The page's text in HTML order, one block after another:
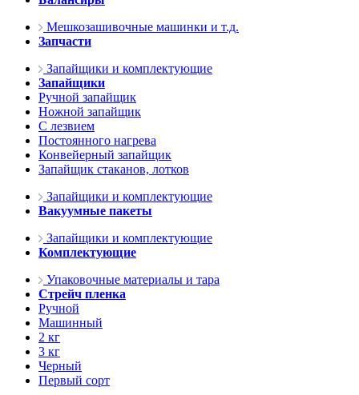
Мешкозашивочные машинки и т.д.
Запчасти
Запайщики и комплектующие
Запайщики
Ручной запайщик
Ножной запайщик
С лезвием
Постоянного нагрева
Конвейерный запайщик
Запайщик стаканов, лотков
Запайщики и комплектующие
Вакуумные пакеты
Запайщики и комплектующие
Комплектующие
Упаковочные материалы и тара
Стрейч пленка
Ручной
Машинный
2 кг
3 кг
Черный
Первый сорт